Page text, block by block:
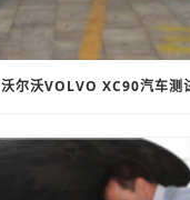
沃尔沃VOLVO XC90汽车测